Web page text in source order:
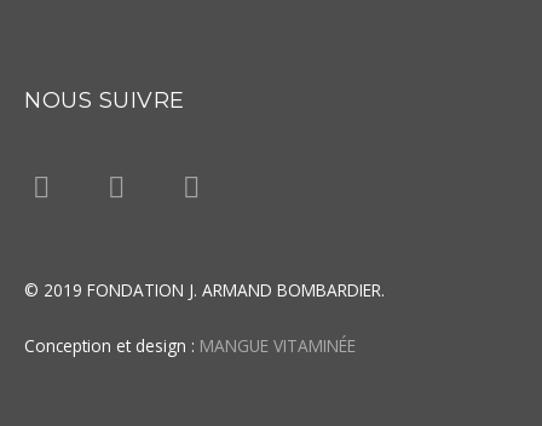
NOUS SUIVRE
a
b
o
o
k
i
e
d
i
n
o
u
b
e
© 2019 FONDATION J. ARMAND BOMBARDIER.
Conception et design : MANGUE VITAMINÉE​